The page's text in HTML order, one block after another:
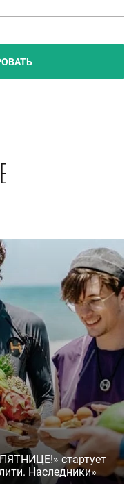
стартует
Наследники»